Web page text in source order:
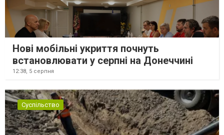
Нові мобільні укриття почнуть
встановлювати у серпні на Донеччині
12:38, 5 серпня
Суспільство